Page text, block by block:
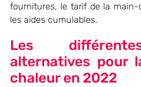
fournitures, le tarif de la main-
les aides cumulables.
Les
alternatives pour
chaleur en 2022